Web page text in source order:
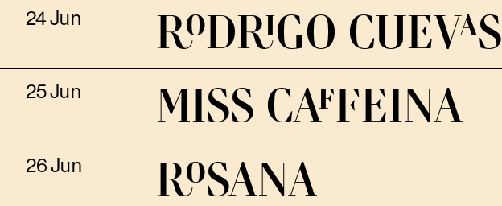
24 Jun RODRIGO CUEVAS
25 Jun MISS CAFFEINA
26 Jun ROSANA